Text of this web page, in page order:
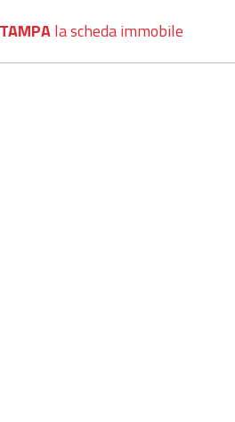
la scheda immobile